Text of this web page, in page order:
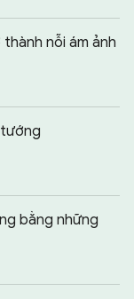
nỗi ám ảnh
bằng những